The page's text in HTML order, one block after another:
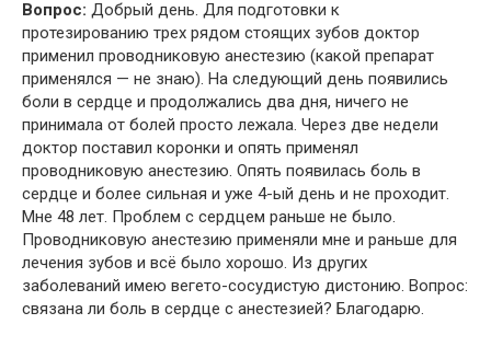
Вопрос: Добрый день. Для подготовки к
протезированию трех рядом стоящих зубов доктор
применил проводниковую анестезию (какой препарат
применялся — не знаю). На следующий день появились
боли в сердце и продолжались два дня, ничего не
принимала от болей просто лежала. Через две недели
доктор поставил коронки и опять применял
проводниковую анестезию. Опять появилась боль в
сердце и более сильная и уже 4-ый день и не проходит.
Мне 48 лет. Проблем с сердцем раньше не было.
Проводниковую анестезию применяли мне и раньше для
лечения зубов и всё было хорошо. Из других
заболеваний имею вегето-сосудистую дистонию. Вопрос:
связана ли боль в сердце с анестезией? Благодарю.